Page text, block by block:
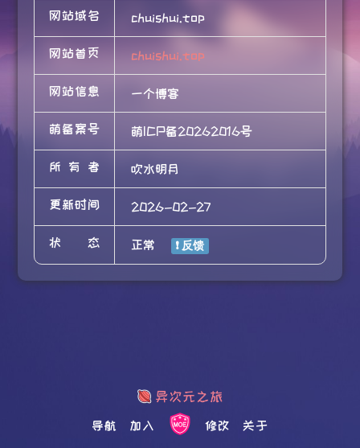
网站域名 chuishui.top
网站首页 chuishui.top
网站信息 一个博客
萌备案号 萌ICP备20262016号
所有者 吹水明月
更新时间 2026-02-27
状态 正常
导航 加入 修改 关于